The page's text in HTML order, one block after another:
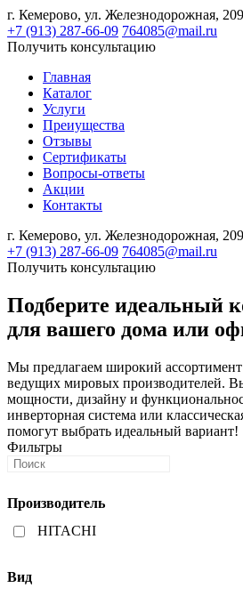
г. Кемерово, ул. Железнодорожная, 209
+7 (913) 287-66-09 764085@mail.ru
Получить консультацию
Главная
Каталог
Услуги
Преиущества
Отзывы
Сертификаты
Вопросы-ответы
Акции
Контакты
г. Кемерово, ул. Железнодорожная, 209
+7 (913) 287-66-09 764085@mail.ru
Получить консультацию
Подберите идеальный
для вашего дома или
Мы предлагаем широкий
ведущих мировых производителей.
мощности, дизайну и
инверторная система или
помогут выбрать идеальный вариант!
Фильтры
Производитель
HITACHI
Вид